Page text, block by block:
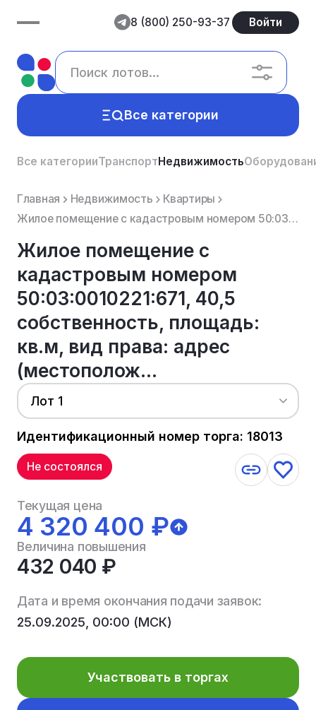
8 (800) 250-93-37 Войти
Все категории
Все категорииТранспортНедвижимость
Главная Недвижимость
Квартиры
Жилое помещение с кадастровым номером 50:03:0010221:671, 40,5 собственность, площадь: кв.м, вид прав...
Жилое помещение с
кадастровым номером
50:03:0010221:671, 40,5
собственность, площадь:
кв.м, вид права: адрес
(местополож...
Лот 1
Идентификационный номер торга: 18013
Не состоялся
Текущая цена
4 320 400 ₽
Величина повышения
432 040 ₽
Дата и время окончания подачи заявок:
25.09.2025, 00:00 (МСК)
Участвовать в торгах